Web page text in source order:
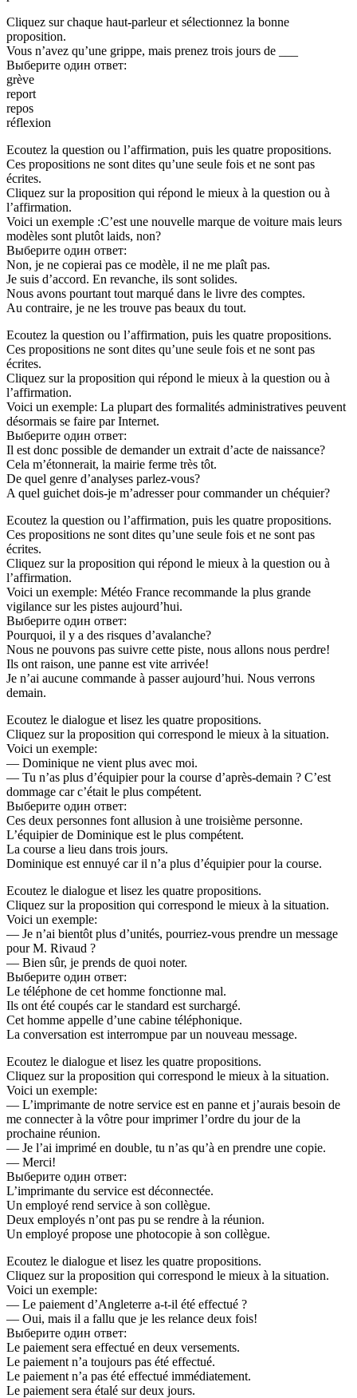
Cliquez sur chaque haut-parleur et sélectionnez la bonne
proposition.
Vous n’avez qu’une grippe, mais prenez trois jours de ___
Выберите один ответ:
grève
report
repos
réflexion
Ecoutez la question ou l’affirmation, puis les quatre propositions.
Ces propositions ne sont dites qu’une seule fois et ne sont pas
écrites.
Cliquez sur la proposition qui répond le mieux à la question ou à
l’affirmation.
Voici un exemple :C’est une nouvelle marque de voiture mais leurs
modèles sont plutôt laids, non?
Выберите один ответ:
Non, je ne copierai pas ce modèle, il ne me plaît pas.
Je suis d’accord. En revanche, ils sont solides.
Nous avons pourtant tout marqué dans le livre des comptes.
Au contraire, je ne les trouve pas beaux du tout.
Ecoutez la question ou l’affirmation, puis les quatre propositions.
Ces propositions ne sont dites qu’une seule fois et ne sont pas
écrites.
Cliquez sur la proposition qui répond le mieux à la question ou à
l’affirmation.
Voici un exemple: La plupart des formalités administratives peuvent
désormais se faire par Internet.
Выберите один ответ:
Il est donc possible de demander un extrait d’acte de naissance?
Cela m’étonnerait, la mairie ferme très tôt.
De quel genre d’analyses parlez-vous?
A quel guichet dois-je m’adresser pour commander un chéquier?
Ecoutez la question ou l’affirmation, puis les quatre propositions.
Ces propositions ne sont dites qu’une seule fois et ne sont pas
écrites.
Cliquez sur la proposition qui répond le mieux à la question ou à
l’affirmation.
Voici un exemple: Météo France recommande la plus grande
vigilance sur les pistes aujourd’hui.
Выберите один ответ:
Pourquoi, il y a des risques d’avalanche?
Nous ne pouvons pas suivre cette piste, nous allons nous perdre!
Ils ont raison, une panne est vite arrivée!
Je n’ai aucune commande à passer aujourd’hui. Nous verrons
demain.
Ecoutez le dialogue et lisez les quatre propositions.
Cliquez sur la proposition qui correspond le mieux à la situation.
Voici un exemple:
— Dominique ne vient plus avec moi.
— Tu n’as plus d’équipier pour la course d’après-demain ? C’est
dommage car c’était le plus compétent.
Выберите один ответ:
Ces deux personnes font allusion à une troisième personne.
L’équipier de Dominique est le plus compétent.
La course a lieu dans trois jours.
Dominique est ennuyé car il n’a plus d’équipier pour la course.
Ecoutez le dialogue et lisez les quatre propositions.
Cliquez sur la proposition qui correspond le mieux à la situation.
Voici un exemple:
— Je n’ai bientôt plus d’unités, pourriez-vous prendre un message
pour M. Rivaud ?
— Bien sûr, je prends de quoi noter.
Выберите один ответ:
Le téléphone de cet homme fonctionne mal.
Ils ont été coupés car le standard est surchargé.
Cet homme appelle d’une cabine téléphonique.
La conversation est interrompue par un nouveau message.
Ecoutez le dialogue et lisez les quatre propositions.
Cliquez sur la proposition qui correspond le mieux à la situation.
Voici un exemple:
— L’imprimante de notre service est en panne et j’aurais besoin de
me connecter à la vôtre pour imprimer l’ordre du jour de la
prochaine réunion.
— Je l’ai imprimé en double, tu n’as qu’à en prendre une copie.
— Merci!
Выберите один ответ:
L’imprimante du service est déconnectée.
Un employé rend service à son collègue.
Deux employés n’ont pas pu se rendre à la réunion.
Un employé propose une photocopie à son collègue.
Ecoutez le dialogue et lisez les quatre propositions.
Cliquez sur la proposition qui correspond le mieux à la situation.
Voici un exemple:
— Le paiement d’Angleterre a-t-il été effectué ?
— Oui, mais il a fallu que je les relance deux fois!
Выберите один ответ:
Le paiement sera effectué en deux versements.
Le paiement n’a toujours pas été effectué.
Le paiement n’a pas été effectué immédiatement.
Le paiement sera étalé sur deux jours.